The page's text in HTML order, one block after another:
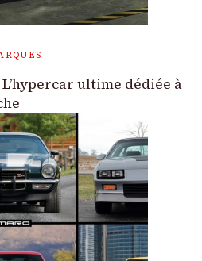
ultime dédiée à